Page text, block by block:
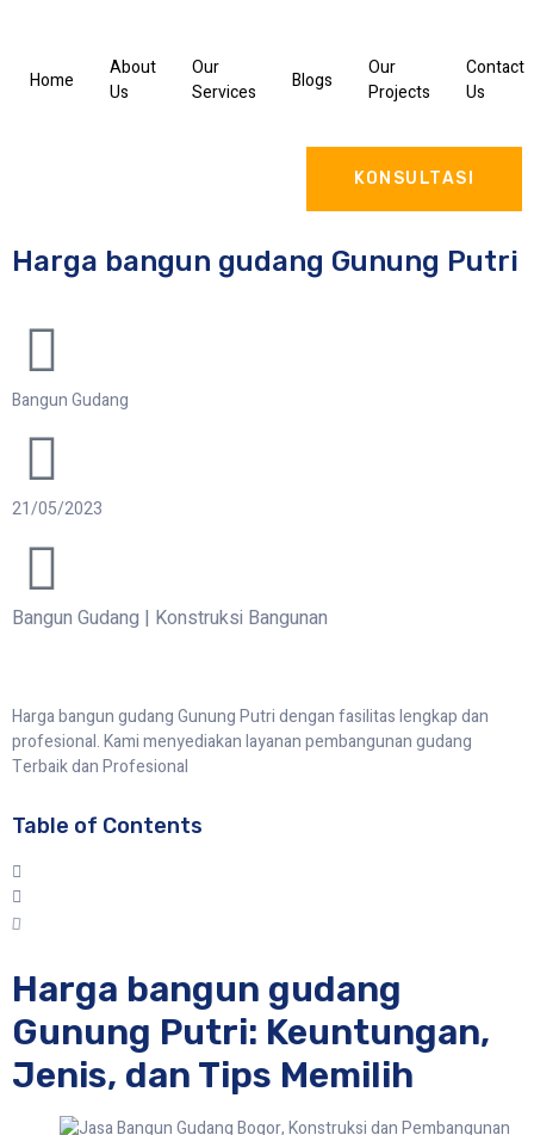
Home
About
Us
Our
Services
Blogs
Our
Projects
Contact
Us
KONSULTASI
Harga bangun gudang Gunung Putri
Bangun Gudang
21/05/2023
Bangun Gudang | Konstruksi Bangunan
Harga bangun gudang Gunung Putri dengan fasilitas lengkap dan
profesional. Kami menyediakan layanan pembangunan gudang
Terbaik dan Profesional
Table of Contents
Harga bangun gudang
Gunung Putri: Keuntungan,
Jenis, dan Tips Memilih